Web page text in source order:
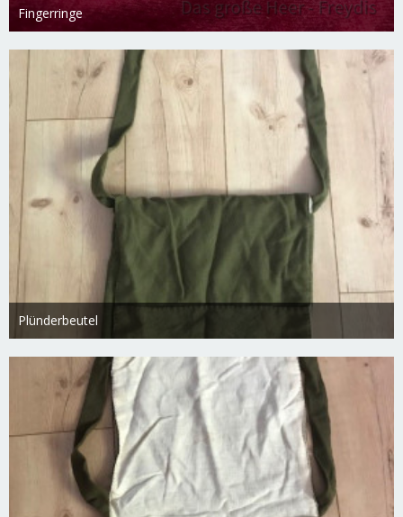
Fingerringe
Freydis
18. Februar 2019
1.825
0 0
Plünderbeutel
Freydis
18. Februar 2019
2.783
0 0